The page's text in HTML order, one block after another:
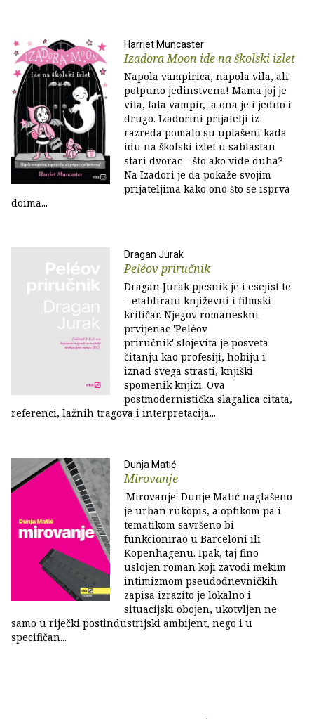
Harriet Muncaster
Izadora Moon ide na školski izlet
Napola vampirica, napola vila, ali
potpuno jedinstvena! Mama joj je
vila, tata vampir, a ona je i jedno i
drugo. Izadorini prijatelji iz
razreda pomalo su uplašeni kada
idu na školski izlet u sablastan
stari dvorac – što ako vide duha?
Na Izadori je da pokaže svojim
prijateljima kako ono što se isprva
doima...
Dragan Jurak
Peléov priručnik
Dragan Jurak pjesnik je i esejist te
– etablirani književni i filmski
kritičar. Njegov romaneskni
prvijenac 'Peléov
priručnik' slojevita je posveta
čitanju kao profesiji, hobiju i
iznad svega strasti, knjiški
spomenik knjizi. Ova
postmodernistička slagalica citata,
referenci, lažnih tragova i interpretacija...
Dunja Matić
Mirovanje
'Mirovanje' Dunje Matić naglašeno
je urban rukopis, a optikom pa i
tematikom savršeno bi
funkcionirao u Barceloni ili
Kopenhagenu. Ipak, taj fino
uslojen roman koji zavodi mekim
intimizmom pseudodnevničkih
zapisa izrazito je lokalno i
situacijski obojen, ukotvljen ne
samo u riječki postindustrijski ambijent, nego i u
specifičan...